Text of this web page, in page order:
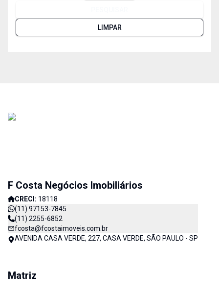
LIMPAR
F Costa Negócios Imobiliários
CRECI: 18118
(11) 97153-7845
(11) 2255-6852
fcosta@fcostaimoveis.com.br
AVENIDA CASA VERDE, 227, CASA VERDE, SÃO PAULO - SP
Matriz